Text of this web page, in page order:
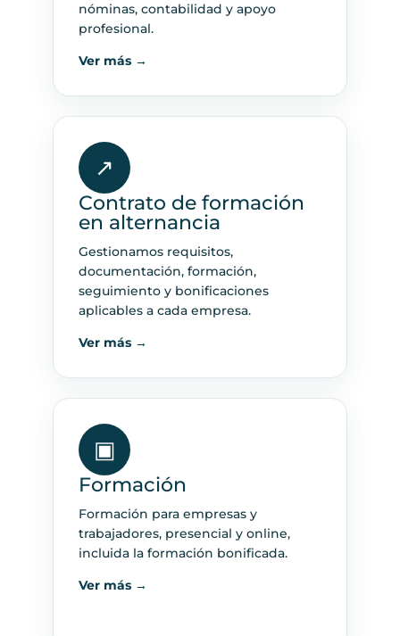
nóminas, contabilidad y apoyo
profesional.
Ver más →
↗
Contrato de formación
en alternancia
Gestionamos requisitos,
documentación, formación,
seguimiento y bonificaciones
aplicables a cada empresa.
Ver más →
▣
Formación
Formación para empresas y
trabajadores, presencial y online,
incluida la formación bonificada.
Ver más →